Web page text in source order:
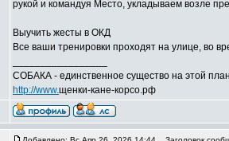
рукой и командуя Место, укладываем возле
Выучить жесты в ОКД
Все ваши тренировки проходят на улице, во
СОБАКА - единственное существо на этой
http://www.щенки-кане-корсо.рф